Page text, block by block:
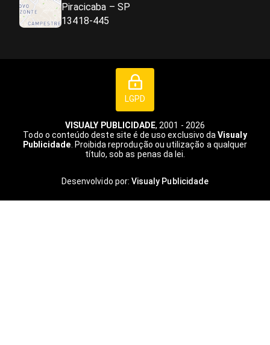
Piracicaba – SP
13418-445
LGPD
VISUALY PUBLICIDADE, 2001 - 2026
Todo o conteúdo deste site é de uso exclusivo daVisualy
Publicidade. Proibida reprodução ou utilização a qualquer
título, sob as penas da lei.
Desenvolvido por: Visualy Publicidade